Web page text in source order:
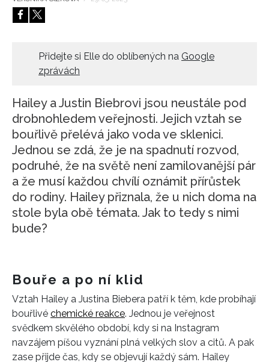
HOME
Přidejte si Elle do oblíbených na Google
zprávách
Hailey a Justin Biebrovi jsou neustále pod
drobnohledem veřejnosti. Jejich vztah se
bouřlivě přelévá jako voda ve sklenici.
Jednou se zdá, že je na spadnutí rozvod,
podruhé, že na světě není zamilovanější pár
a že musí každou chvílí oznámit přírůstek
do rodiny. Hailey přiznala, že u nich doma na
stole byla obě témata. Jak to tedy s nimi
bude?
Bouře a po ní klid
Vztah Hailey a Justina Biebera patří k těm, kde probíhají
bouřlivé chemické reakce. Jednou je veřejnost
svědkem skvělého období, kdy si na Instagram
navzájem píšou vyznání plná velkých slov a citů. A pak
zase přijde čas, kdy se objevují každý sám. Hailey